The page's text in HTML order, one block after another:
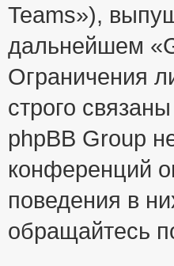
Teams»),
дальнейшем
Ограничения
строго
phpBB Group
конференций
поведения в
обращайтесь